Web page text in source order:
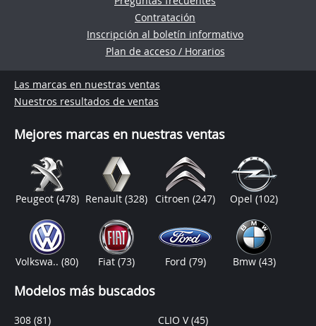
Contratación
Inscripción al boletín informativo
Plan de acceso / Horarios
Las marcas en nuestras ventas
Nuestros resultados de ventas
Mejores marcas en nuestras ventas
Peugeot (478) Renault (328) Citroen(247) Opel(102)
Volkswa..(80) Fiat (73) Ford (79) Bmw (43)
Modelos más buscados
308 (81) CLIO V(45)